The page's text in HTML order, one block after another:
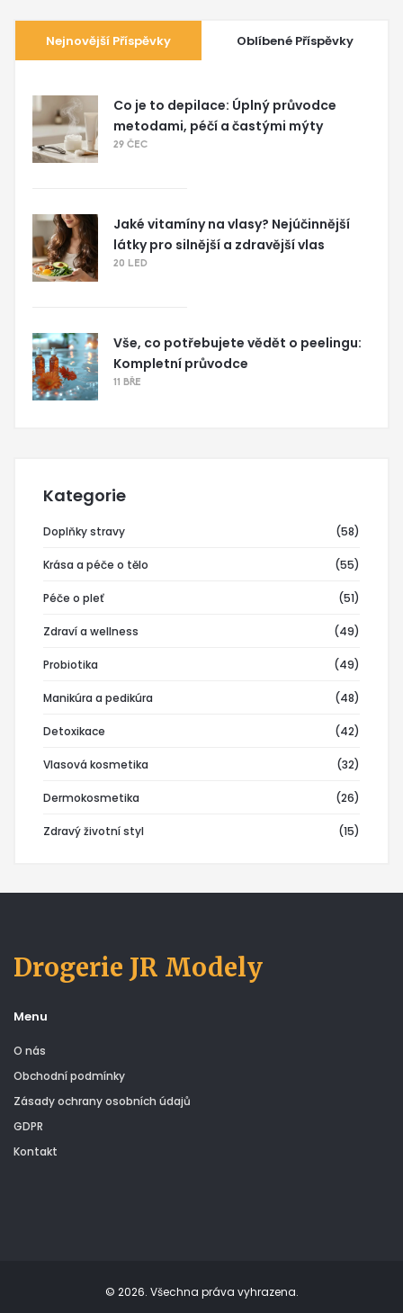
Nejnovější Příspěvky Oblíbené Příspěvky
Co je to depilace: Úplný průvodce
metodami, péčí a častými mýty
29 ČEC
Jaké vitamíny na vlasy? Nejúčinnější
látky pro silnější a zdravější vlas
20 LED
Vše, co potřebujete vědět o peelingu:
Kompletní průvodce
11 BŘE
Kategorie
Doplňky stravy (58)
Krása a péče o tělo (55)
Péče o pleť (51)
Zdraví a wellness (49)
Probiotika (49)
Manikúra a pedikúra (48)
Detoxikace (42)
Vlasová kosmetika (32)
Dermokosmetika (26)
Zdravý životní styl (15)
Drogerie JR Modely
Menu
O nás
Obchodní podmínky
Zásady ochrany osobních údajů
GDPR
Kontakt
© 2026. Všechna práva vyhrazena.